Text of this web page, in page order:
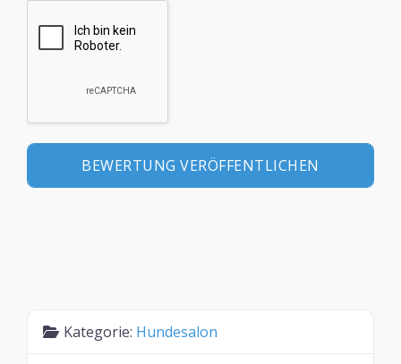
Kategorie: Hundesalon